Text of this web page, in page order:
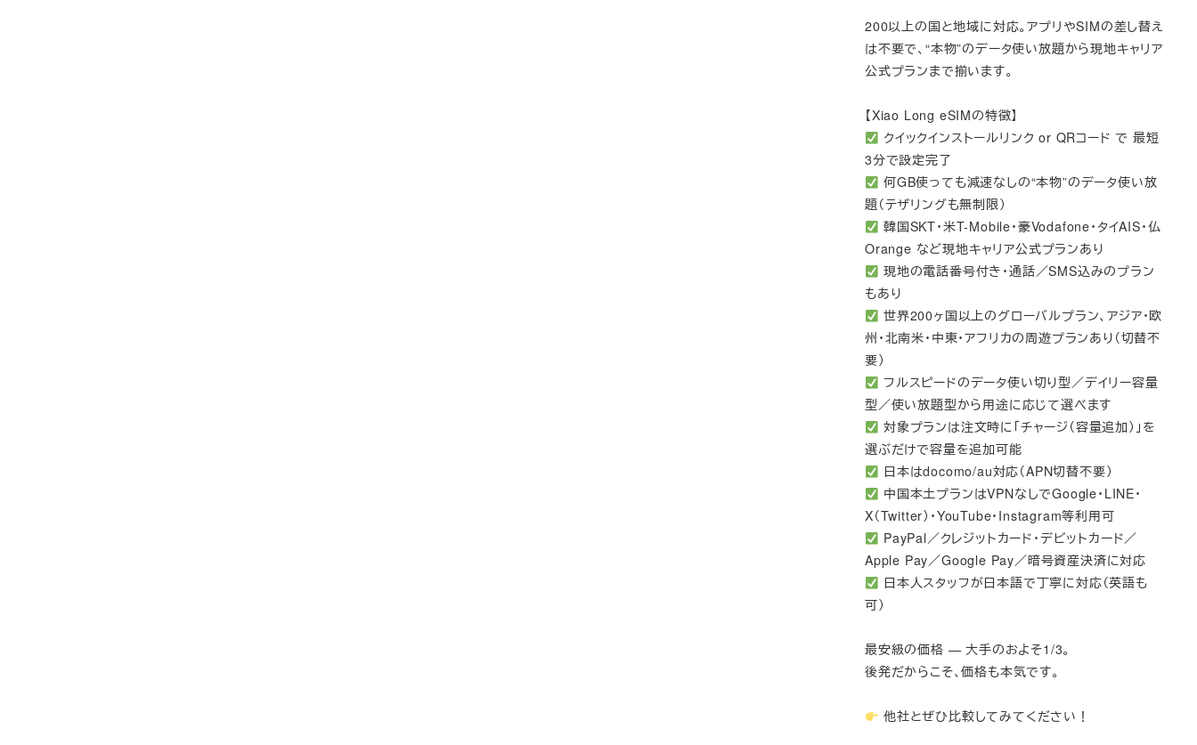
200以上の国と地域に対応。アプリやSIMの差し替え
は不要で、“本物”のデータ使い放題から現地キャリア
公式プランまで揃います。
【Xiao Long eSIMの特徴】
クイックインストールリンク or QRコード で 最短
3分で設定完了
何GB使っても減速なしの“本物”のデータ使い放
題（テザリングも無制限）
韓国SKT・米T-Mobile・豪Vodafone・タイAIS・仏
Orange など現地キャリア公式プランあり
現地の電話番号付き・通話／SMS込みのプラン
もあり
世界200ヶ国以上のグローバルプラン、アジア・欧
州・北南米・中東・アフリカの周遊プランあり（切替不
要）
フルスピードのデータ使い切り型／デイリー容量
型／使い放題型から用途に応じて選べます
対象プランは注文時に「チャージ（容量追加）」を
選ぶだけで容量を追加可能
日本はdocomo/au対応（APN切替不要）
中国本土プランはVPNなしでGoogle・LINE・
X（Twitter）・YouTube・Instagram等利用可
PayPal／クレジットカード・デビットカード／
Apple Pay／Google Pay／暗号資産決済に対応
日本人スタッフが日本語で丁寧に対応（英語も
可）
最安級の価格 — 大手のおよそ1/3。
後発だからこそ、価格も本気です。
他社とぜひ比較してみてください！